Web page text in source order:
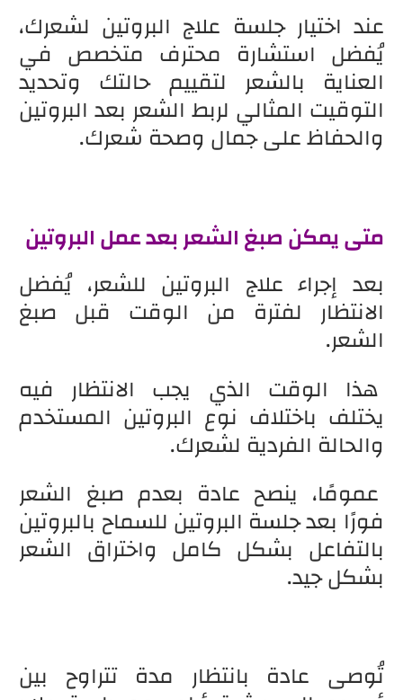
عند اختيار جلسة علاج البروتين لشعرك،
يُفضل استشارة محترف متخصص في
العناية بالشعر لتقييم حالتك وتحديد
التوقيت المثالي لربط الشعر بعد البروتين
والحفاظ على جمال وصحة شعرك.
متى يمكن صبغ الشعر بعد عمل البروتين
بعد إجراء علاج البروتين للشعر، يُفضل
الانتظار لفترة من الوقت قبل صبغ
الشعر.
هذا الوقت الذي يجب الانتظار فيه
يختلف باختلاف نوع البروتين المستخدم
والحالة الفردية لشعرك.
عمومًا، ينصح عادة بعدم صبغ الشعر
فورًا بعد جلسة البروتين للسماح بالبروتين
بالتفاعل بشكل كامل واختراق الشعر
بشكل جيد.
تُوصى عادة بانتظار مدة تتراوح بين